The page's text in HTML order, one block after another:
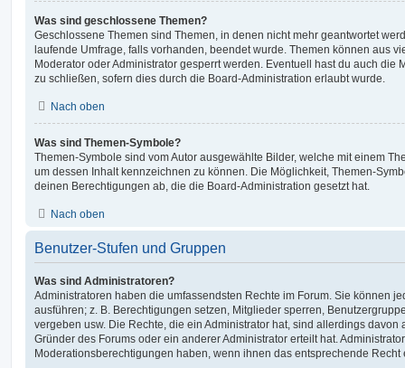
Was sind geschlossene Themen?
Geschlossene Themen sind Themen, in denen nicht mehr geantwortet
laufende Umfrage, falls vorhanden, beendet wurde. Themen können aus
Moderator oder Administrator gesperrt werden. Eventuell hast du auch die
zu schließen, sofern dies durch die Board-Administration erlaubt wurde.
Nach oben
Was sind Themen-Symbole?
Themen-Symbole sind vom Autor ausgewählte Bilder, welche mit einem
um dessen Inhalt kennzeichnen zu können. Die Möglichkeit, Themen-
deinen Berechtigungen ab, die die Board-Administration gesetzt hat.
Nach oben
Benutzer-Stufen und Gruppen
Was sind Administratoren?
Administratoren haben die umfassendsten Rechte im Forum. Sie können
ausführen; z. B. Berechtigungen setzen, Mitglieder sperren,
vergeben usw. Die Rechte, die ein Administrator hat, sind allerdings
Gründer des Forums oder ein anderer Administrator erteilt hat.
Moderationsberechtigungen haben, wenn ihnen das entsprechende Recht